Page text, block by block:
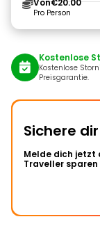
Von€20.00
Pro Person
Kostenlose
Kostenlose
Preisgarantie.
Sichere
Melde dich jetzt
Traveller